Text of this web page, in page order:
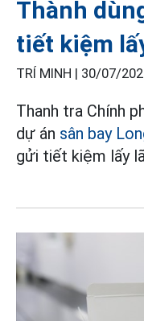
Thành
tiết kiệm
TRÍ MINH | 30/07/
Thanh tra Chính
dự án sân bay
gửi tiết kiệm lấy